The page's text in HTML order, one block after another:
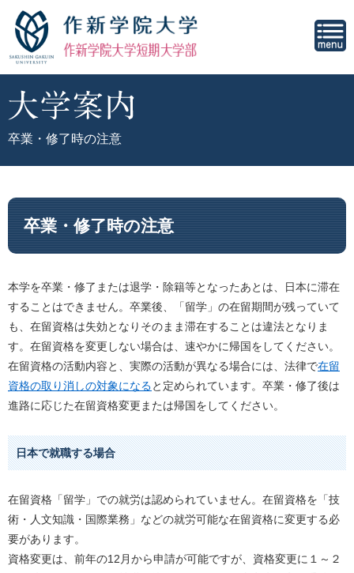
卒業・修了時の注意
卒業・修了時の注意
本学を卒業・修了または退学・除籍等となったあとは、日本に滞在
することはできません。卒業後、「留学」の在留期間が残っていて
も、在留資格は失効となりそのまま滞在することは違法となりま
す。在留資格を変更しない場合は、速やかに帰国をしてください。
在留資格の活動内容と、実際の活動が異なる場合には、法律で在留
資格の取り消しの対象になると定められています。卒業・修了後は
進路に応じた在留資格変更または帰国をしてください。
日本で就職する場合
在留資格「留学」での就労は認められていません。在留資格を「技
術・人文知識・国際業務」などの就労可能な在留資格に変更する必
要があります。
資格変更は、前年の12月から申請が可能ですが、資格変更に１～２